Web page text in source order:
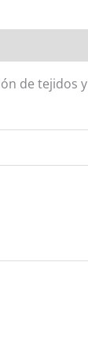
de tejidos y